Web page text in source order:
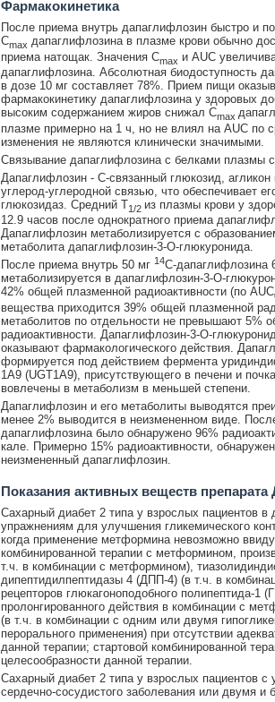
Фармакокинетика
После приема внутрь дапаглифлозин быстро и
Cmax дапаглифлозина в плазме крови обычно
приема натощак. Значения Cmax и AUC
дапаглифлозина. Абсолютная биодоступность
в дозе 10 мг составляет 78%. Прием пищи
фармакокинетику дапаглифлозина у здоровых
высоким содержанием жиров снижал Cmax
плазме примерно на 1 ч, но не влиял на AUC по
изменения не являются клинически значимыми.
Связывание дапаглифлозина с белками плазмы
Дапаглифлозин - С-связанный глюкозид, агликон
углерод-углеродной связью, что обеспечивает
глюкозидаз. Средний Т1/2 из плазмы крови у
12.9 часов после однократного приема
Дапаглифлозин метаболизируется с
метаболита дапаглифлозин-3-О-глюкуронида.
После приема внутрь 50 мг 14С-дапаглифлозина
метаболизируется в дапаглифлозин-3-О-
42% общей плазменной радиоактивности (по AUC
вещества приходится 39% общей плазменной
метаболитов по отдельности не превышают 5%
радиоактивности. Дапаглифлозин-3-О-
оказывают фармакологического действия.
формируется под действием фермента
1А9 (UGT1A9), присутствующего в печени и
вовлечены в метаболизм в меньшей степени.
Дапаглифлозин и его метаболиты выводятся
менее 2% выводится в неизмененном виде.
дапаглифлозина было обнаружено 96%
кале. Примерно 15% радиоактивности,
неизмененный дапаглифлозин.
Показания активных веществ
Сахарный диабет 2 типа у взрослых пациентов в
упражнениям для улучшения гликемического
когда применение метформина невозможно
комбинированной терапии с метформином,
т.ч. в комбинации с метформином),
дипептидилпептидазы 4 (ДПП-4) (в т.ч. в
рецепторов глюкагоноподобного полипептида-1
пролонгированного действия в комбинации с
(в т.ч. в комбинации с одним или двумя
перорального применения) при отсутствии
данной терапии; стартовой комбинированной
целесообразности данной терапии.
Сахарный диабет 2 типа у взрослых пациентов с
сердечно-сосудистого заболевания или двумя и